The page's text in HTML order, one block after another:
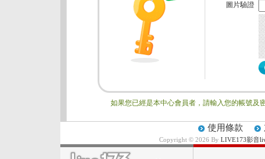
圖片驗證
如果您已經是本中心會員者，請輸入您的帳號及
使用條款
Copyright © 2026 By LIVE173影音